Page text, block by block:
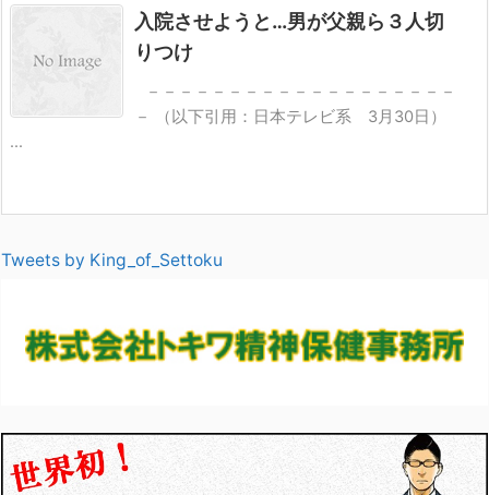
入院させようと…男が父親ら３人切
りつけ
－－－－－－－－－－－－－－－－－－－
－ （以下引用：日本テレビ系 3月30日）
...
Tweets by King_of_Settoku